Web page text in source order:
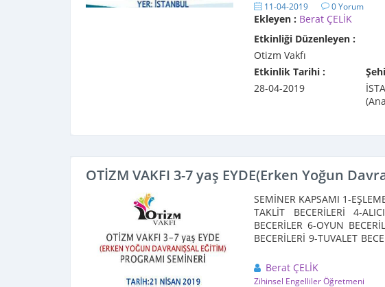
11-04-2019 0 Yorum
Ekleyen : Berat ÇELİK
Etkinliği Düzenleyen :
Otizm Vakfı
Etkinlik Tarihi :
28-04-2019
OTİZM VAKFI 3-7 yaş EYDE(Erken Yoğun
SEMİNER KAPSAMI 1-
TAKLİT BECERİLERİ 4-
BECERİLER 6-OYUN
BECERİLERİ 9-TUVALET
Berat ÇELİK
Zihinsel Engelliler Öğretmeni